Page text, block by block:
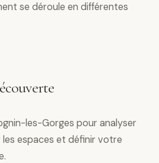
se déroule en différentes
les-Gorges pour analyser
espaces et définir votre